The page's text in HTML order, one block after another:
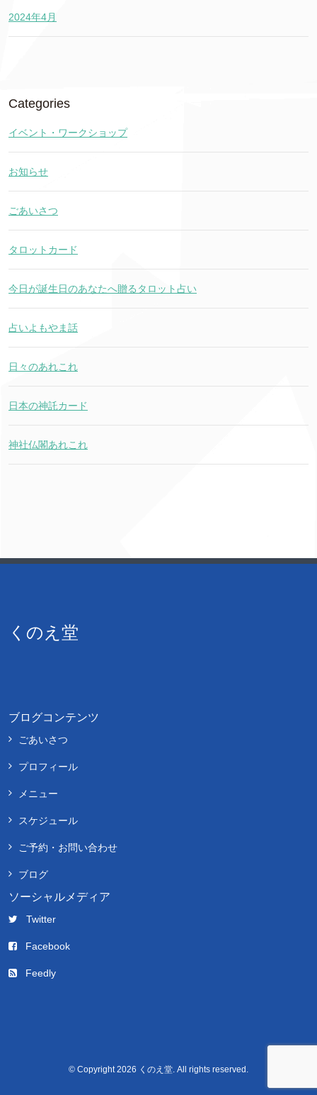
2024年4月
Categories
イベント・ワークショップ
お知らせ
ごあいさつ
タロットカード
今日が誕生日のあなたへ贈るタロット占い
占いよもやま話
日々のあれこれ
日本の神託カード
神社仏閣あれこれ
くのえ堂
ブログコンテンツ
ごあいさつ
プロフィール
メニュー
スケジュール
ご予約・お問い合わせ
ブログ
ソーシャルメディア
Twitter
Facebook
Feedly
© Copyright 2026 くのえ堂. All rights reserved.